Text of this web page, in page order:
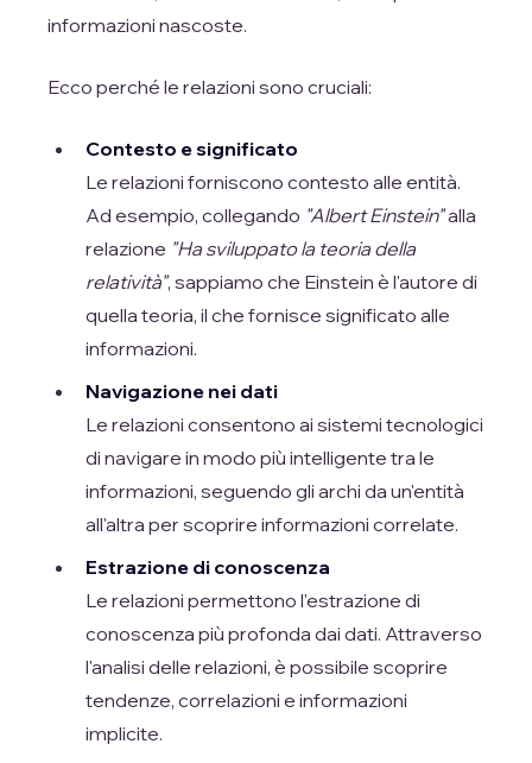
informazioni nascoste.
Ecco perché le relazioni sono cruciali:
Contesto e significato
Le relazioni forniscono contesto alle entità.
Ad esempio, collegando "Albert Einstein"alla
relazione "Ha sviluppato la teoria della
relatività", sappiamo che Einstein è l'autore di
quella teoria, il che fornisce significato alle
informazioni.
Navigazione nei dati
Le relazioni consentono ai sistemi tecnologici
di navigare in modo più intelligente tra le
informazioni, seguendo gli archi da un'entità
all'altra per scoprire informazioni correlate.
Estrazione di conoscenza
Le relazioni permettono l'estrazione di
conoscenza più profonda dai dati. Attraverso
l'analisi delle relazioni, è possibile scoprire
tendenze, correlazioni e informazioni
implicite.